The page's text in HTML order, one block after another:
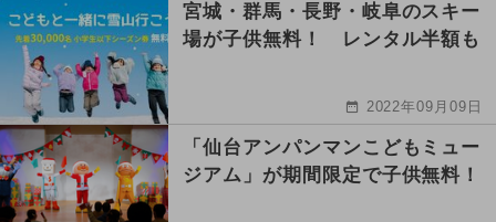
宮城・群馬・長野・岐阜のスキー
場が子供無料！ レンタル半額も
2022年09月09日
「仙台アンパンマンこどもミュー
ジアム」が期間限定で子供無料！